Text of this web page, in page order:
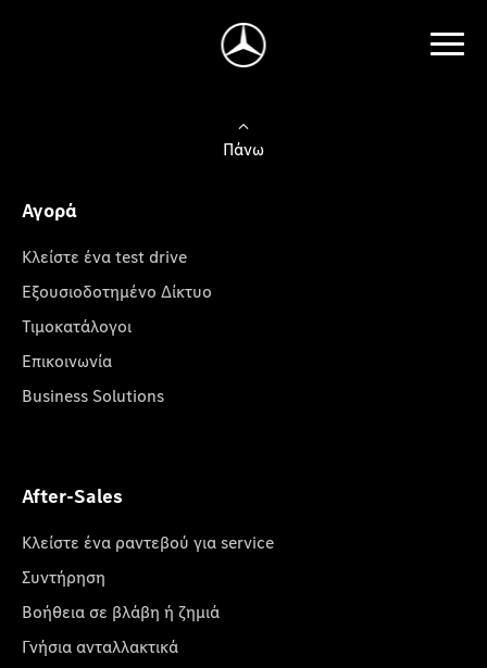
Πάνω
Αγορά
Κλείστε ένα test drive
Εξουσιοδοτημένο Δίκτυο
Τιμοκατάλογοι
Επικοινωνία
Business Solutions
After-Sales
Κλείστε ένα ραντεβού για service
Συντήρηση
Βοήθεια σε βλάβη ή ζημιά
Γνήσια ανταλλακτικά